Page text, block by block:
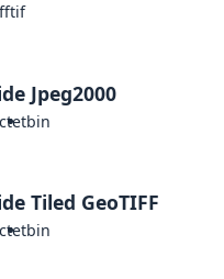
tif
Jpeg2000
bin
Tiled GeoTIFF
bin